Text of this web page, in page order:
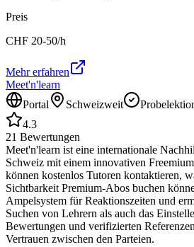
Preis
CHF 20-50/h
Mehr erfahren
Meet'n'learn
Portal
Schweizweit
4.3
21 Bewertungen
Meet'n'learn ist eine internationale
Schweiz mit einem innovativen
können kostenlos Tutoren kontaktieren,
Sichtbarkeit Premium-Abos buchen
Ampelsystem für Reaktionszeiten und
Suchen von Lehrern als auch das
Bewertungen und verifizierten
Vertrauen zwischen den Parteien.